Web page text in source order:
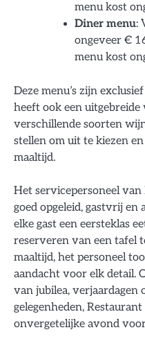
menu kost
Diner menu:
ongeveer €
menu kost
Deze menu’s zijn
heeft ook een
verschillende soorten
stellen om uit te kiezen
maaltijd.
Het servicepersoneel
goed opgeleid, gastvrij
elke gast een eersteklas
reserveren van een tafel
maaltijd, het personeel
aandacht voor elk detail.
van jubilea, verjaardagen
gelegenheden,
onvergetelijke avond